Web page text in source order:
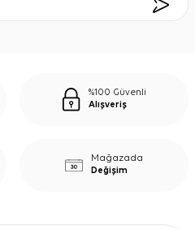
%100 Güvenli
Alışveriş
Mağazada
Değişim